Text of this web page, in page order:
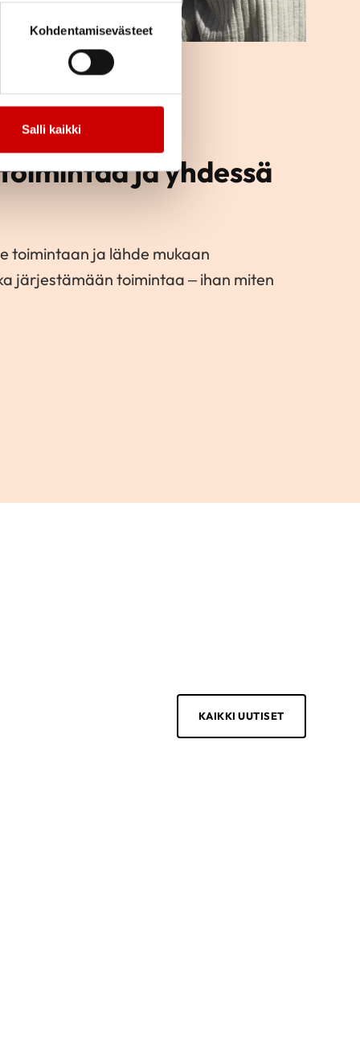
Kohdentamisevästeet
Salli kaikki
ja yhdessä
toimintaan ja lähde mukaan
järjestämään toimintaa – ihan miten
KAIKKI UUTISET